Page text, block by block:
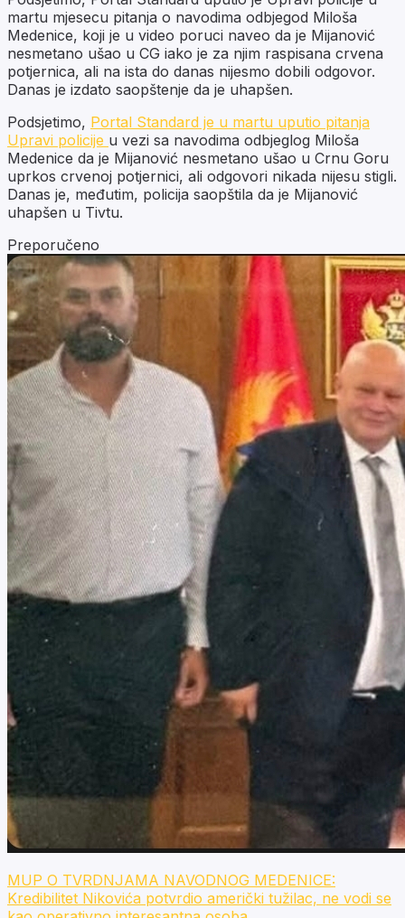
martu mjesecu pitanja o navodima odbjegod Miloša
Medenice, koji je u video poruci naveo da je Mijanović
nesmetano ušao u CG iako je za njim raspisana crvena
potjernica, ali na ista do danas nijesmo dobili odgovor.
Danas je izdato saopštenje da je uhapšen.
Podsjetimo, Portal Standard je u martu uputio pitanja
Upravi policije u vezi sa navodima odbjeglog Miloša
Medenice da je Mijanović nesmetano ušao u Crnu Goru
uprkos crvenoj potjernici, ali odgovori nikada nijesu stigli.
Danas je, međutim, policija saopštila da je Mijanović
uhapšen u Tivtu.
Preporučeno
MUP O TVRDNJAMA NAVODNOG MEDENICE:
Kredibilitet Nikovića potvrdio američki tužilac, ne vodi se